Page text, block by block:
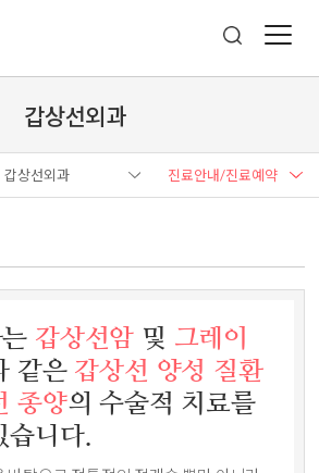
갑상선외과
갑상선외과 진료안내/진료예약
갑상선암 및 그레이
같은 갑상선 양성 질환
종양의 수술적 치료를
습니다.